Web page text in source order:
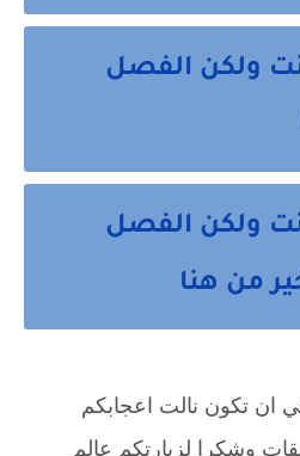
ولكن الفصل
ولكن الفصل